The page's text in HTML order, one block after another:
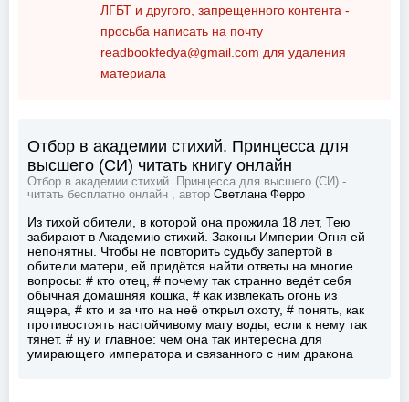
ЛГБТ и другого, запрещенного контента -
просьба написать на почту
readbookfedya@gmail.com для удаления
материала
Отбор в академии стихий. Принцесса для
высшего (СИ) читать книгу онлайн
Отбор в академии стихий. Принцесса для высшего (СИ) -
читать бесплатно онлайн , автор Светлана Ферро
Из тихой обители, в которой она прожила 18 лет, Тею
забирают в Академию стихий. Законы Империи Огня ей
непонятны. Чтобы не повторить судьбу запертой в
обители матери, ей придётся найти ответы на многие
вопросы: # кто отец, # почему так странно ведёт себя
обычная домашняя кошка, # как извлекать огонь из
ящера, # кто и за что на неё открыл охоту, # понять, как
противостоять настойчивому магу воды, если к нему так
тянет. # ну и главное: чем она так интересна для
умирающего императора и связанного с ним дракона